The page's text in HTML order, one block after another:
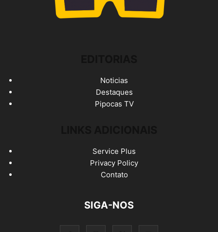
Noticias
Destaques
Pipocas TV
Service Plus
Privacy Policy
Contato
SIGA-NOS